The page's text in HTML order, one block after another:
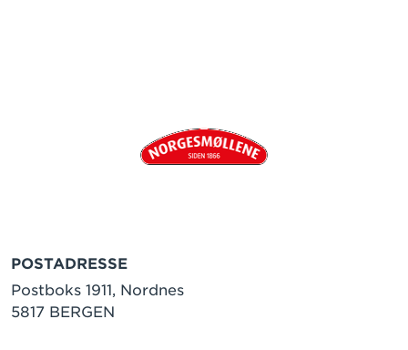
POSTADRESSE
Postboks 1911, Nordnes
5817 BERGEN